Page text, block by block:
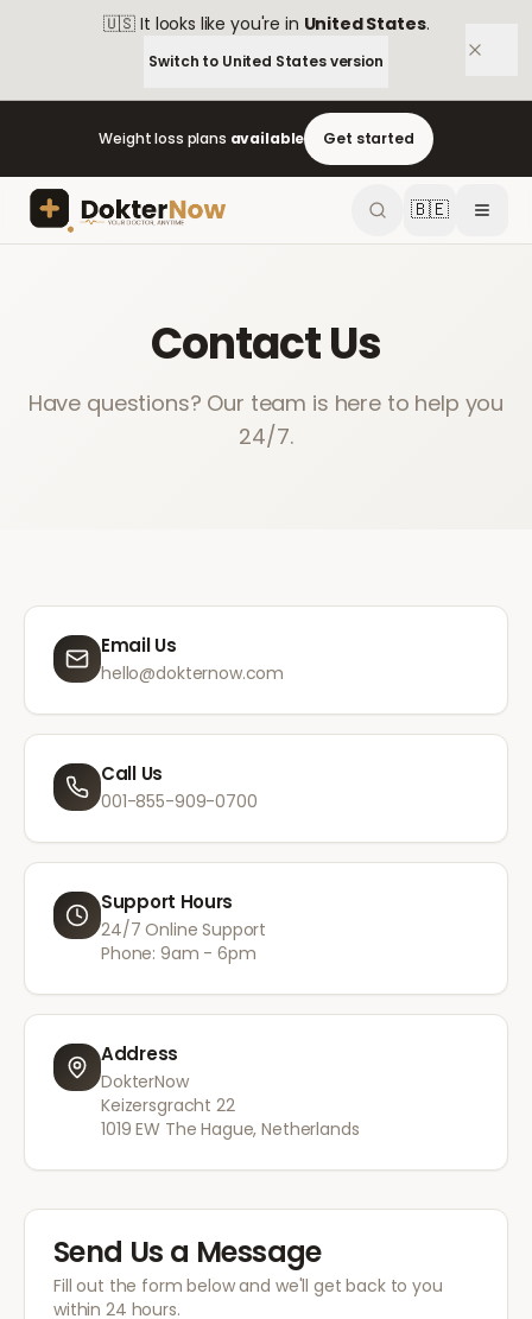
🇺🇸 It looks like you're in United States.
Switch to United Statesversion
Weight loss plans available Get started
🇧🇪
Contact Us
Have questions? Our team is here to help you
24/7.
Email Us
hello@dokternow.com
Call Us
001-855-909-0700
Support Hours
24/7 Online Support
Phone: 9am - 6pm
Address
DokterNow
Keizersgracht 22
1019 EW The Hague, Netherlands
Send Us a Message
Fill out the form below and we'll get back to you
within 24 hours.